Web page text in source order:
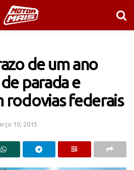
de um ano
parada e
rodovias federais
10, 2015